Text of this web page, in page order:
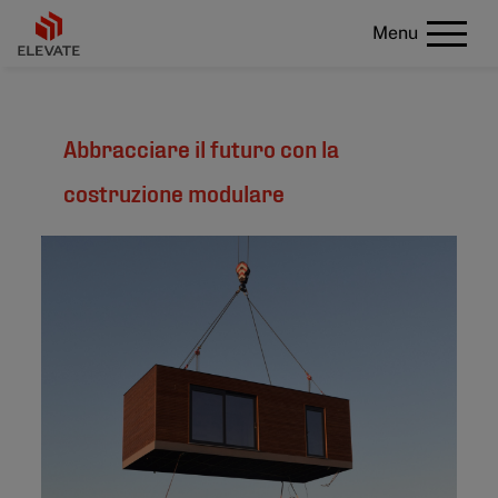
Menu
Abbracciare il futuro con la
costruzione modulare